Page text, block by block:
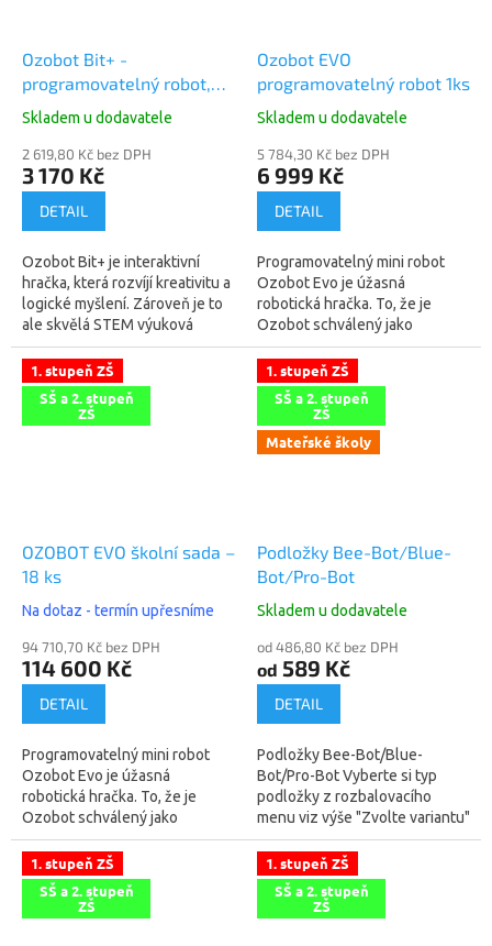
Ozobot Bit+ -
programovatelný robot,
1ks (včetně barevných
Skladem u dodavatele
2 619,80 Kč bez DPH
3 170 Kč
DETAIL
Ozobot Bit+ je interaktivní
hračka, která rozvíjí kreativitu a
logické myšlení. Zároveň je to
ale skvělá STEM výuková
pomůcka představující nejkratší
a nejzábavnější cestu ke...
Ozobot EVO
programovatelný robot 1ks
Skladem u dodavatele
5 784,30 Kč bez DPH
6 999 Kč
DETAIL
Programovatelný mini robot
Ozobot Evo je úžasná
robotická hračka. To, že je
Ozobot schválený jako
pomůcka pro výuku
informatiky, z něj rozhodně
nedělá nezáživnou
technickou...
1. stupeň ZŠ
SŠ a 2. stupeň
ZŠ
OZOBOT EVO školní sada –
18 ks
Na dotaz - termín upřesníme
94 710,70 Kč bez DPH
114 600 Kč
DETAIL
Programovatelný mini robot
Ozobot Evo je úžasná
robotická hračka. To, že je
Ozobot schválený jako
pomůcka pro výuku
informatiky, z něj rozhodně
nedělá nezáživnou
technickou...
1. stupeň ZŠ
SŠ a 2. stupeň
ZŠ
Mateřské školy
Podložky Bee-Bot/Blue-
Bot/Pro-Bot
Skladem u dodavatele
od 486,80 Kč bez DPH
od 589 Kč
DETAIL
Podložky Bee-Bot/Blue-
Bot/Pro-Bot Vyberte si typ
podložky z rozbalovacího
menu viz výše "Zvolte variantu"
a vybranou položku "Přidejte
do košíku". Vyberte si některou
z...
1. stupeň ZŠ
SŠ a 2. stupeň
ZŠ
1. stupeň ZŠ
SŠ a 2. stupeň
ZŠ